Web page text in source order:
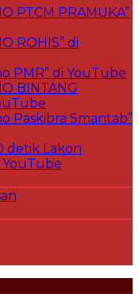
PTCM PRAMUKA”
ROHIS” di
PMR” di YouTube
BINTANG
Paskibra Smantab”
detik Lakon
YouTube